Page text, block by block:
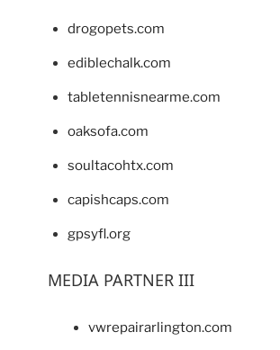
drogopets.com
ediblechalk.com
tabletennisnearme.com
oaksofa.com
soultacohtx.com
capishcaps.com
gpsyfl.org
MEDIA PARTNER III
vwrepairarlington.com